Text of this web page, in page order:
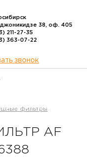
38, оф. 405
211-27-35
363-07-22
Заказать звонок
фильтры
AF